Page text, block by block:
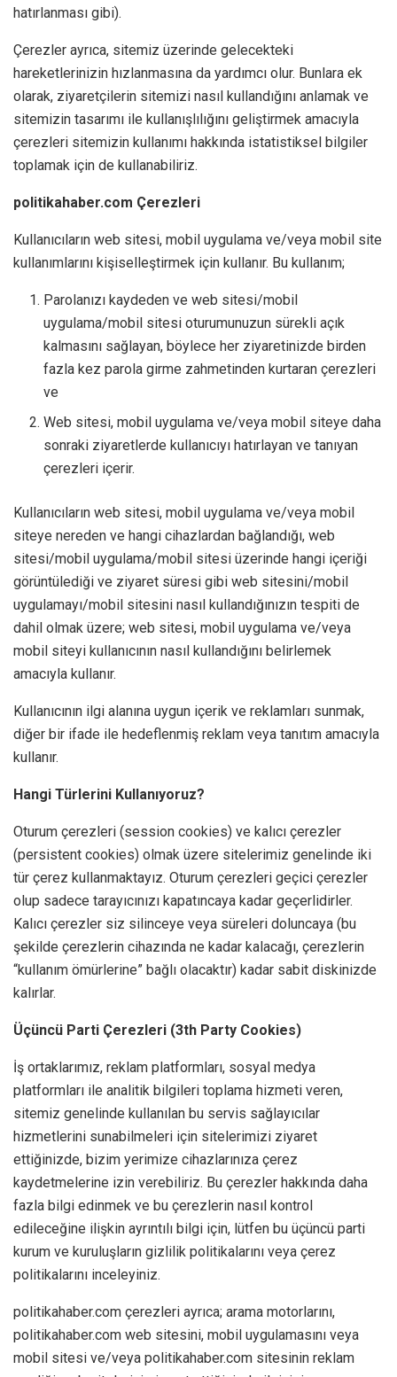
hatırlanması gibi).
Çerezler ayrıca, sitemiz üzerinde gelecekteki
hareketlerinizin hızlanmasına da yardımcı olur. Bunlara ek
olarak, ziyaretçilerin sitemizi nasıl kullandığını anlamak ve
sitemizin tasarımı ile kullanışlılığını geliştirmek amacıyla
çerezleri sitemizin kullanımı hakkında istatistiksel bilgiler
toplamak için de kullanabiliriz.
politikahaber.com Çerezleri
Kullanıcıların web sitesi, mobil uygulama ve/veya mobil site
kullanımlarını kişiselleştirmek için kullanır. Bu kullanım;
Parolanızı kaydeden ve web sitesi/mobil
uygulama/mobil sitesi oturumunuzun sürekli açık
kalmasını sağlayan, böylece her ziyaretinizde birden
fazla kez parola girme zahmetinden kurtaran çerezleri
ve
Web sitesi, mobil uygulama ve/veya mobil siteye daha
sonraki ziyaretlerde kullanıcıyı hatırlayan ve tanıyan
çerezleri içerir.
Kullanıcıların web sitesi, mobil uygulama ve/veya mobil
siteye nereden ve hangi cihazlardan bağlandığı, web
sitesi/mobil uygulama/mobil sitesi üzerinde hangi içeriği
görüntülediği ve ziyaret süresi gibi web sitesini/mobil
uygulamayı/mobil sitesini nasıl kullandığınızın tespiti de
dahil olmak üzere; web sitesi, mobil uygulama ve/veya
mobil siteyi kullanıcının nasıl kullandığını belirlemek
amacıyla kullanır.
Kullanıcının ilgi alanına uygun içerik ve reklamları sunmak,
diğer bir ifade ile hedeflenmiş reklam veya tanıtım amacıyla
kullanır.
Hangi Türlerini Kullanıyoruz?
Oturum çerezleri (session cookies) ve kalıcı çerezler
(persistent cookies) olmak üzere sitelerimiz genelinde iki
tür çerez kullanmaktayız. Oturum çerezleri geçici çerezler
olup sadece tarayıcınızı kapatıncaya kadar geçerlidirler.
Kalıcı çerezler siz silinceye veya süreleri doluncaya (bu
şekilde çerezlerin cihazında ne kadar kalacağı, çerezlerin
“kullanım ömürlerine” bağlı olacaktır) kadar sabit diskinizde
kalırlar.
Üçüncü Parti Çerezleri (3th Party Cookies)
İş ortaklarımız, reklam platformları, sosyal medya
platformları ile analitik bilgileri toplama hizmeti veren,
sitemiz genelinde kullanılan bu servis sağlayıcılar
hizmetlerini sunabilmeleri için sitelerimizi ziyaret
ettiğinizde, bizim yerimize cihazlarınıza çerez
kaydetmelerine izin verebiliriz. Bu çerezler hakkında daha
fazla bilgi edinmek ve bu çerezlerin nasıl kontrol
edileceğine ilişkin ayrıntılı bilgi için, lütfen bu üçüncü parti
kurum ve kuruluşların gizlilik politikalarını veya çerez
politikalarını inceleyiniz.
politikahaber.com çerezleri ayrıca; arama motorlarını,
politikahaber.com web sitesini, mobil uygulamasını veya
mobil sitesi ve/veya politikahaber.com sitesinin reklam